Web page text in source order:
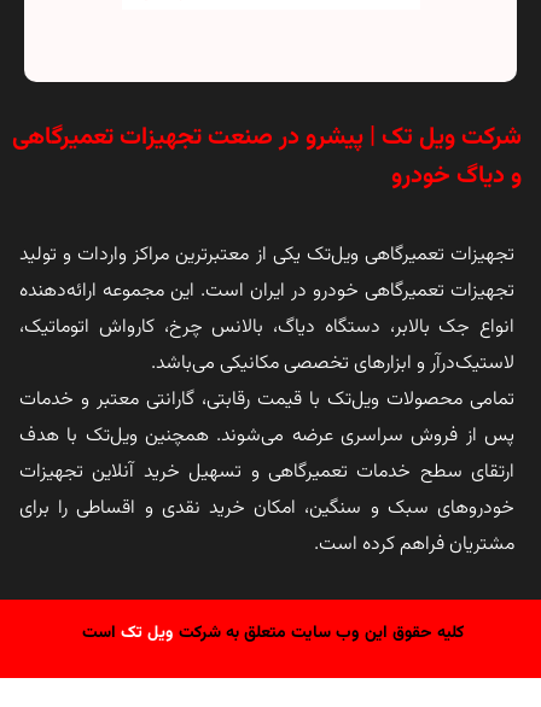
شرکت ویل تک | پیشرو در صنعت تجهیزات تعمیرگاهی
و دیاگ خودرو
تجهیزات تعمیرگاهی ویل‌تک یکی از معتبرترین مراکز واردات و تولید
تجهیزات تعمیرگاهی خودرو در ایران است. این مجموعه ارائه‌دهنده
انواع جک بالابر، دستگاه دیاگ، بالانس چرخ، کارواش اتوماتیک،
لاستیک‌درآر و ابزارهای تخصصی مکانیکی می‌باشد.
تمامی محصولات ویل‌تک با قیمت رقابتی، گارانتی معتبر و خدمات
پس از فروش سراسری عرضه می‌شوند. همچنین ویل‌تک با هدف
ارتقای سطح خدمات تعمیرگاهی و تسهیل خرید آنلاین تجهیزات
خودروهای سبک و سنگین، امکان خرید نقدی و اقساطی را برای
مشتریان فراهم کرده است.
کلیه حقوق این وب سایت متعلق به شرکت ویل تک است